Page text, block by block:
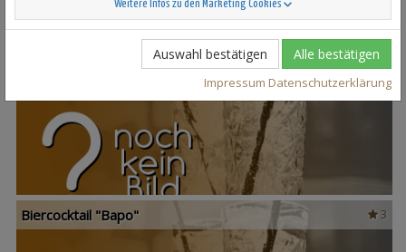
3
3
Biercocktail "Bapo"
Weitere Infos zu den Marketing Cookies
Auswahl bestätigen Alle bestätigen
Impressum Datenschutzerklärung